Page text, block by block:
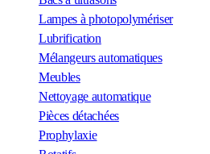
Lampes à photopolymériser
Lubrification
Mélangeurs automatiques
Meubles
Nettoyage automatique
Pièces détachées
Prophylaxie